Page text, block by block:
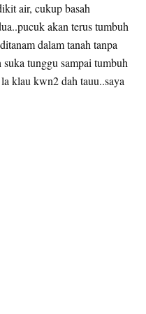
air, cukup basah
akan terus tumbuh
dalam tanah tanpa
tunggu sampai tumbuh
klau kwn2 dah tauu..saya